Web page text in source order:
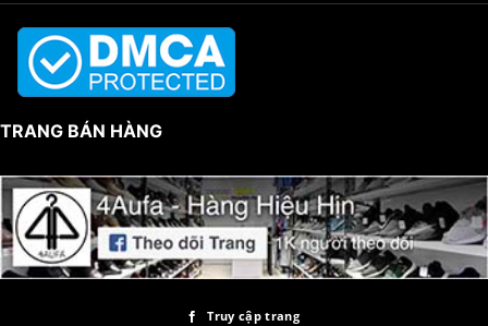
TRANG BÁN HÀNG
Truy cập trang